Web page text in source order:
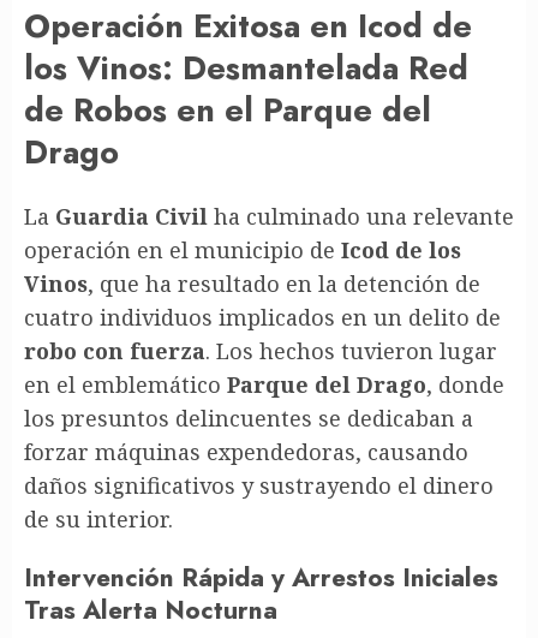
Operación Exitosa en Icod de
los Vinos: Desmantelada Red
de Robos en el Parque del
Drago
La Guardia Civil ha culminado una relevante
operación en el municipio de Icod de los
Vinos, que ha resultado en la detención de
cuatro individuos implicados en un delito de
robo con fuerza. Los hechos tuvieron lugar
en el emblemático Parque del Drago, donde
los presuntos delincuentes se dedicaban a
forzar máquinas expendedoras, causando
daños significativos y sustrayendo el dinero
de su interior.
Intervención Rápida y Arrestos Iniciales
Tras Alerta Nocturna